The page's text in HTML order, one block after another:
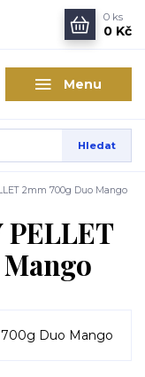
Menu
Hledat
0 ks
0 Kč
2mm 700g Duo Mango
PELLET